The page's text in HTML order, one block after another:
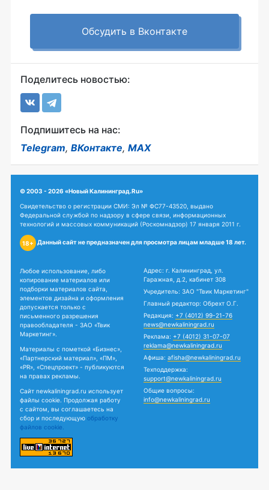
Обсудить в Вконтакте
Поделитесь новостью:
Подпишитесь на нас:
Telegram, ВКонтакте, MAX
© 2003 - 2026 «Новый Калининград.Ru»
Свидетельство о регистрации СМИ: Эл № ФС77-43520, выдано
Федеральной службой по надзору в сфере связи, информационных
технологий и массовых коммуникаций (Роскомнадзор) 17 января 2011 г.
18+ Данный сайт не предназначен для просмотра лицам младше 18 лет.
Любое использование, либо
копирование материалов или
подборки материалов сайта,
элементов дизайна и оформления
допускается только с
письменного разрешения
правообладателя - ЗАО «Твик
Маркетинг».
Материалы с пометкой «Бизнес»,
«Партнерский материал», «ПМ»,
«PR», «Спецпроект» - публикуются
на правах рекламы.
Сайт newkaliningrad.ru использует
файлы cookie. Продолжая работу
с сайтом, вы соглашаетесь на
сбор и последующую обработку
файлов cookie.
Адрес: г. Калининград, ул.
Гаражная, д.2, кабинет 308
Учредитель: ЗАО "Твик Маркетинг"
Главный редактор: Обрехт О.Г.
Редакция: +7 (4012) 99-21-76
news@newkaliningrad.ru
Реклама: +7 (4012) 31-07-07
reklama@newkaliningrad.ru
Афиша: afisha@newkaliningrad.ru
Техподдержка:
support@newkaliningrad.ru
Общие вопросы:
info@newkaliningrad.ru